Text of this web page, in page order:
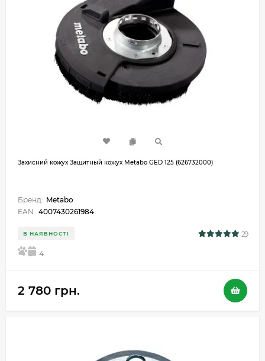
Захисний кожух Защитный кожух Metabo GED 125 (626732000)
Бренд: Metabo
EAN: 4007430261984
В НАЯВНОСТІ 29
5 4
2 780 грн.